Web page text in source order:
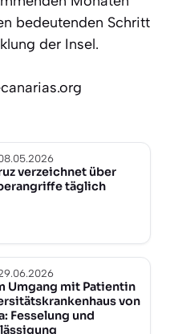
bedeutenden Schritt
der Insel.
verzeichnet über
täglich
Umgang mit Patientin
von
Fesselung und